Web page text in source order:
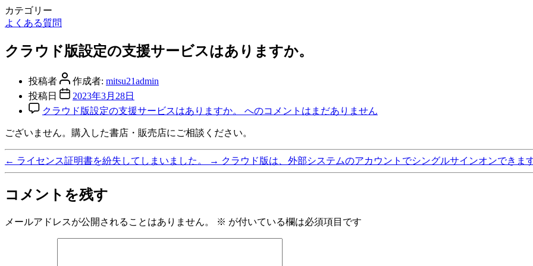
カテゴリー
よくある質問
クラウド版設定の支援サービスはありますか。
投稿者 作成者: mitsu21admin
投稿日
2023年3月28日
クラウド版設定の支援サービスはありますか。 へのコメントはまだありません
ございません。購入した書店・販売店にご相談ください。
← ライセンス証明書を紛失してしまいました。 → クラウド版は、外部システムのアカウントでシングルサインオンできま
コメントを残す
メールアドレスが公開されることはありません。 ※ が付いている欄は必須項目です